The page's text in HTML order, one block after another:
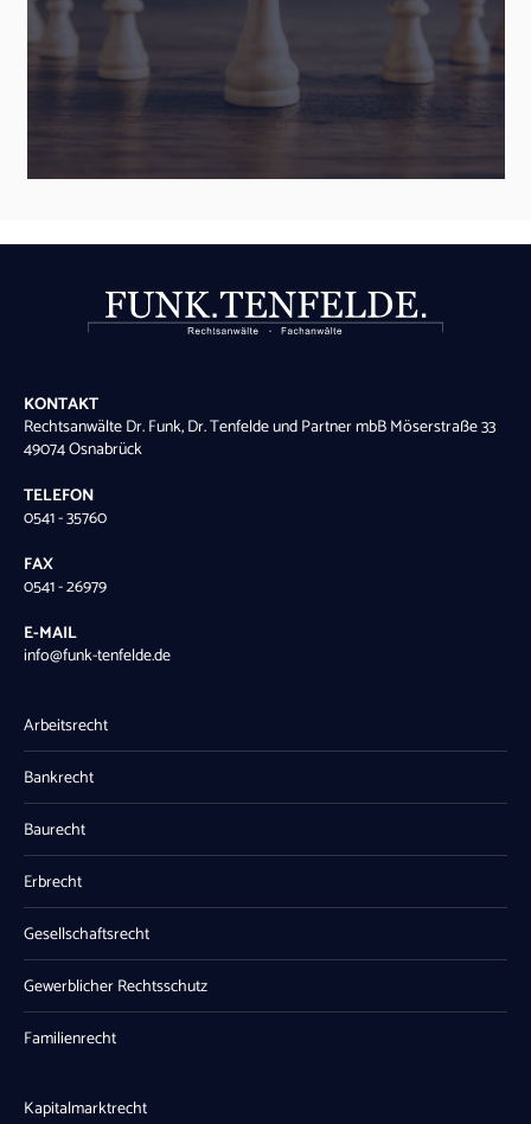
KONTAKT
Rechtsanwälte Dr. Funk, Dr. Tenfelde und Partner mbB Möserstraße 33
49074 Osnabrück
TELEFON
0541 - 35760
FAX
0541 - 26979
E-MAIL
info@funk-tenfelde.de
Arbeitsrecht
Bankrecht
Baurecht
Erbrecht
Gesellschaftsrecht
Gewerblicher Rechtsschutz
Familienrecht
Kapitalmarktrecht